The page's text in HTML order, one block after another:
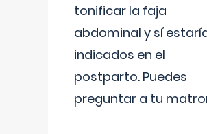
tonificar la faja
abdominal y sí
indicados en el
postparto. Puedes
preguntar a tu